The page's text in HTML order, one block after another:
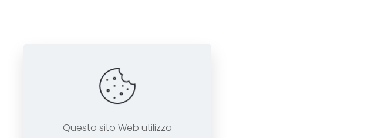
Questo sito Web utilizza